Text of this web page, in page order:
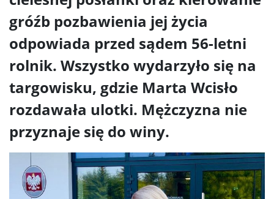
gróźb pozbawienia jej życia
odpowiada przed sądem 56-letni
rolnik. Wszystko wydarzyło się na
targowisku, gdzie Marta Wcisło
rozdawała ulotki. Mężczyzna nie
przyznaje się do winy.